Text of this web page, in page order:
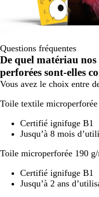
Questions fréquentes
De quel matériau
perforées sont-elles
Vous avez le choix entre
Toile textile microperforée
Certifié ignifuge B1
Jusqu’à 8 mois
Toile microperforée 190 g/
Certifié ignifuge B1
Jusqu’à 2 ans